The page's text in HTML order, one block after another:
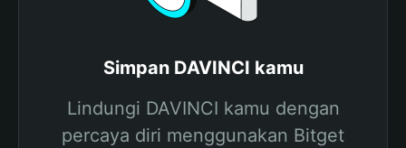
Simpan DAVINCI kamu
Lindungi DAVINCI kamu dengan
percaya diri menggunakan Bitget